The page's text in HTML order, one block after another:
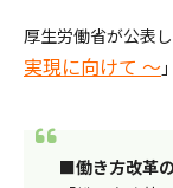
厚生労働省が公表
実現に向けて ～
■働き方改革